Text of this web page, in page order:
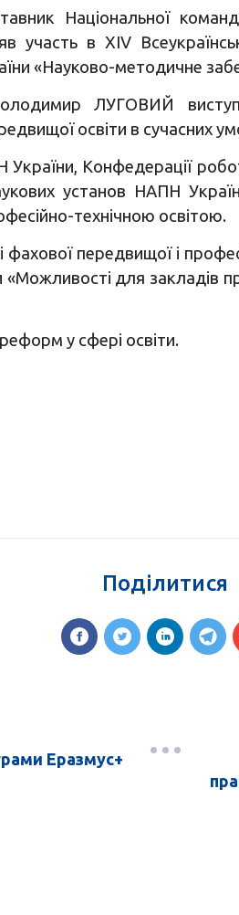
Національної
в XIV
«Науково-методичне
ЛУГОВИЙ
освіти в сучасних
Конфедерації
установ НАПН
технічною освітою.
передвищої і
для закладів
у сфері освіти.
Поділитися
Еразмус+